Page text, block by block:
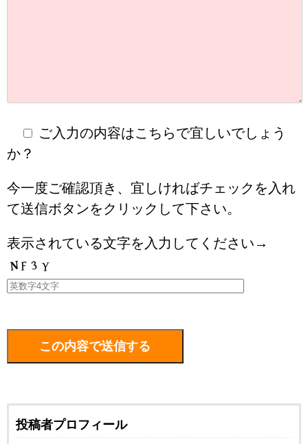
ご入力の内容はこちらで宜しいでしょう
か？
今一度ご確認頂き、宜しければチェックを入れ
て送信ボタンをクリックして下さい。
表示されている文字を入力してください→
投稿者プロフィール